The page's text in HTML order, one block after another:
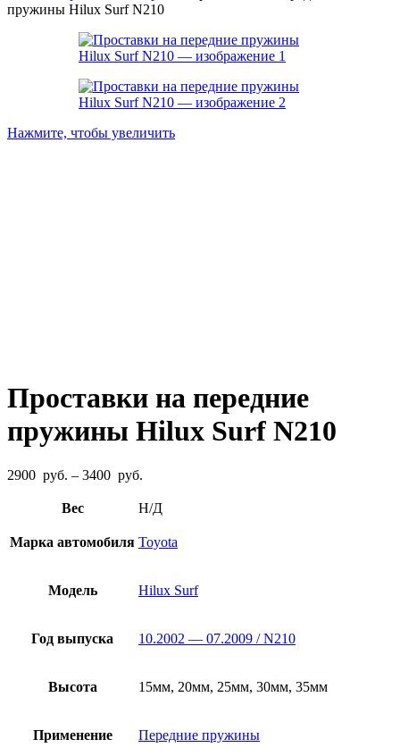
пружины Hilux Surf N210
Нажмите, чтобы увеличить
Проставки на передние
пружины Hilux Surf N210
2900 руб. – 3400 руб.
2900
–
3400
Вес Н/Д
Марка автомобиля Toyota
Модель Hilux Surf
Год выпуска 10.2002 — 07.2009 / N210
Высота 15мм, 20мм, 25мм, 30мм, 35мм
Применение Передние пружины